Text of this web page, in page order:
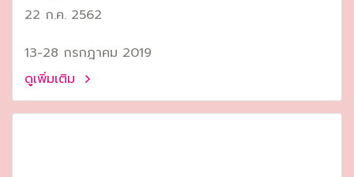
22 ก.ค. 2562
13-28 กรกฎาคม 2019
ดูเพิ่มเติม